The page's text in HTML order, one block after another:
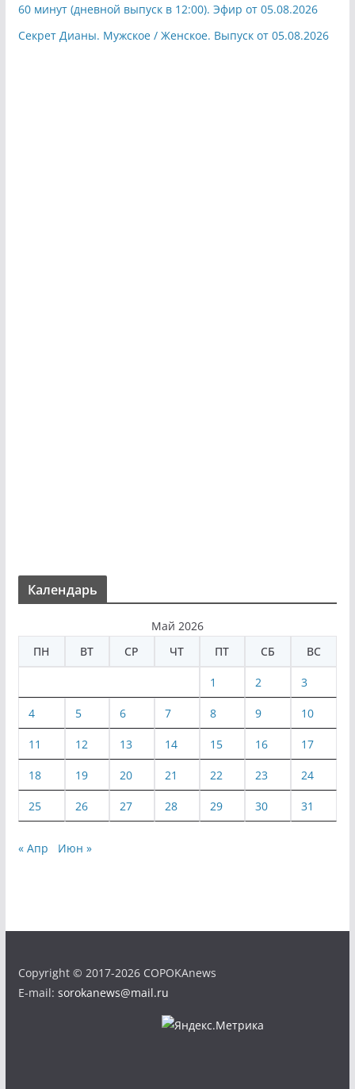
60 минут (дневной выпуск в 12:00). Эфир от 05.08.2026
Секрет Дианы. Мужское / Женское. Выпуск от 05.08.2026
Календарь
Май 2026
ПН
ВТ СР ЧТ ПТ СБ ВС
1 2 3
4 5 6 7 8 9 10
11 12 13 14 15 16 17
18 19 20 21 22 23 24
25 26 27 28 29 30 31
« Апр Июн »
Copyright © 2017-2026 COPOKAnews
E-mail: sorokanews@mail.ru